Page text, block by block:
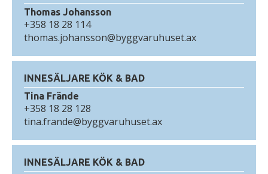
Thomas Johansson
+358 18 28 114
thomas.johansson@byggvaruhuset.ax
INNESÄLJARE KÖK & BAD
Tina Frände
+358 18 28 128
tina.frande@byggvaruhuset.ax
INNESÄLJARE KÖK & BAD